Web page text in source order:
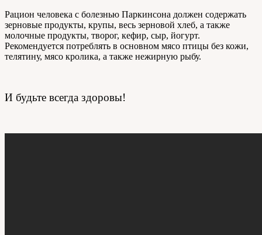
Рацион человека с болезнью Паркинсона должен содержать
зерновые продукты, крупы, весь зерновой хлеб, а также
молочные продукты, творог, кефир, сыр, йогурт.
Рекомендуется потреблять в основном мясо птицы без кожи,
телятину, мясо кролика, а также нежирную рыбу.
И будьте всегда здоровы!